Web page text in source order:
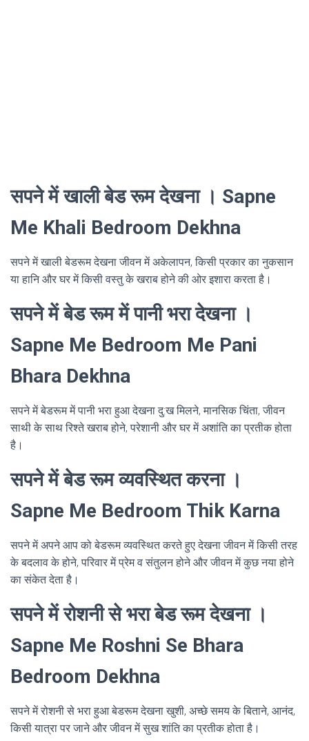
सपने में खाली बेड रूम देखना । Sapne
Me Khali Bedroom Dekhna
सपने में खाली बेडरूम देखना जीवन में अकेलापन, किसी प्रकार का नुकसान
या हानि और घर में किसी वस्तु के खराब होने की ओर इशारा करता है।
सपने में बेड रूम में पानी भरा देखना ।
Sapne Me Bedroom Me Pani
Bhara Dekhna
सपने में बेडरूम में पानी भरा हुआ देखना दु:ख मिलने, मानसिक चिंता, जीवन
साथी के साथ रिश्ते खराब होने, परेशानी और घर में अशांति का प्रतीक होता
है।
सपने में बेड रूम व्यवस्थित करना ।
Sapne Me Bedroom Thik Karna
सपने में अपने आप को बेडरूम व्यवस्थित करते हुए देखना जीवन में किसी तरह
के बदलाव के होने, परिवार में प्रेम व संतुलन होने और जीवन में कुछ नया होने
का संकेत देता है।
सपने में रोशनी से भरा बेड रूम देखना ।
Sapne Me Roshni Se Bhara
Bedroom Dekhna
सपने में रोशनी से भरा हुआ बेडरूम देखना खुशी, अच्छे समय के बिताने, आनंद,
किसी यात्रा पर जाने और जीवन में सुख शांति का प्रतीक होता है।